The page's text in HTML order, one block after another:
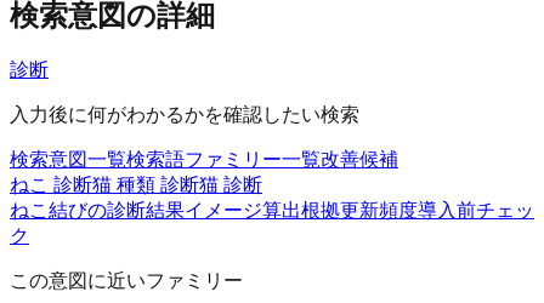
検索意図の詳細
診断
入力後に何がわかるかを確認したい検索
検索意図一覧検索語ファミリー一覧改善候補
ねこ 診断猫 種類 診断猫 診断
ねこ結びの診断結果イメージ算出根拠更新頻度導入前チェッ
ク
この意図に近いファミリー